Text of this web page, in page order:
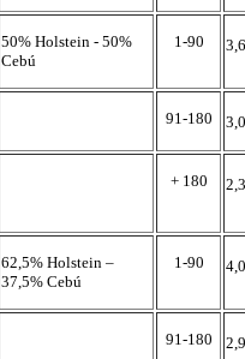
50% Holstein - 50%
Cebú
1-90
91-180
+ 180
62,5% Holstein –
37,5% Cebú
1-90
91-180